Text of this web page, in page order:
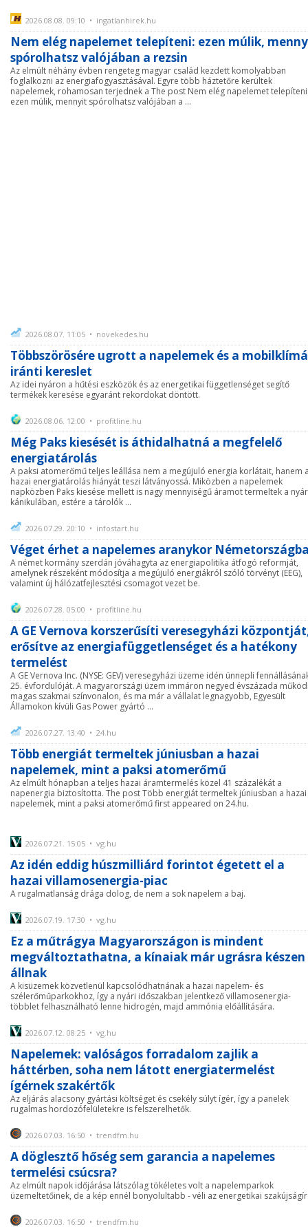
2026.08.08. 09:10 • ingatlanhirek.hu
Nem elég napelemet telepíteni: ezen múlik,
spórolhatsz valójában a rezsin
Az elmúlt néhány évben rengeteg magyar család kezdett komolyabban
foglalkozni az energiafogyasztásával. Egyre több háztetőre kerültek
napelemek, rohamosan terjednek a The post Nem elég napelemet
ezen múlik, mennyit spórolhatsz valójában a ...
2026.08.07. 11:05 • novekedes.hu
Többszörösére ugrott a napelemek és a
iránti kereslet
Az idei nyáron a hűtési eszközök és az energetikai függetlenséget segítő
termékek keresése egyaránt rekordokat döntött.
2026.08.06. 12:00 • profitline.hu
Még Paks kiesését is áthidalhatná a megfelelő
energiatárolás
A paksi atomerőmű teljes leállása nem a megújuló energia korlátait, hanem
hazai energiatárolás hiányát teszi látványossá. Miközben a napelemek
napközben Paks kiesése mellett is nagy mennyiségű áramot termeltek a
kánikulában, estére a tárolók ...
2026.07.29. 20:10 • infostart.hu
Véget érhet a napelemes aranykor
A német kormány szerdán jóváhagyta az energiapolitika átfogó reformját,
amelynek részeként módosítja a megújuló energiákról szóló törvényt (EEG),
valamint új hálózatfejlesztési csomagot vezet be.
2026.07.28. 05:00 • profitline.hu
A GE Vernova korszerűsíti veresegyházi
erősítve az energiafüggetlenséget és a hatékony
termelést
A GE Vernova Inc. (NYSE: GEV) veresegyházi üzeme idén ünnepli
25. évfordulóját. A magyarországi üzem immáron negyed évszázada
magas szakmai színvonalon, és ma már a vállalat legnagyobb, Egyesült
Államokon kívüli Gas Power gyártó ...
2026.07.27. 13:40 • 24.hu
Több energiát termeltek júniusban a hazai
napelemek, mint a paksi atomerőmű
Az elmúlt hónapban a teljes hazai áramtermelés közel 41 százalékát a
napenergia biztosította. The post Több energiát termeltek júniusban a hazai
napelemek, mint a paksi atomerőmű first appeared on 24.hu.
2026.07.21. 15:05 • vg.hu
Az idén eddig húszmilliárd forintot égetett el a
hazai villamosenergia-piac
A rugalmatlanság drága dolog, de nem a sok napelem a baj.
2026.07.19. 17:30 • vg.hu
Ez a műtrágya Magyarországon is mindent
megváltoztathatna, a kínaiak már ugrásra készen
állnak
A kisüzemek közvetlenül kapcsolódhatnának a hazai napelem- és
szélerőműparkokhoz, így a nyári időszakban jelentkező villamosenergia-
többlet felhasználható lenne hidrogén, majd ammónia előállítására.
2026.07.12. 08:25 • vg.hu
Napelemek: valóságos forradalom zajlik a
háttérben, soha nem látott energiatermelést
ígérnek szakértők
Az eljárás alacsony gyártási költséget és csekély súlyt ígér, így a panelek
rugalmas hordozófelületekre is felszerelhetők.
2026.07.03. 16:50 • trendfm.hu
A döglesztő hőség sem garancia a napelemes
termelési csúcsra?
Az elmúlt napok időjárása látszólag tökéletes volt a napelemparkok
üzemeltetőinek, de a kép ennél bonyolultabb - véli az energetikai
2026.07.03. 16:50 • trendfm.hu